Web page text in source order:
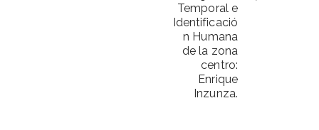
Temporal e
Identificació
n Humana
de la zona
centro:
Enrique
Inzunza.